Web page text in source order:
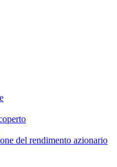
del rendimento azionario